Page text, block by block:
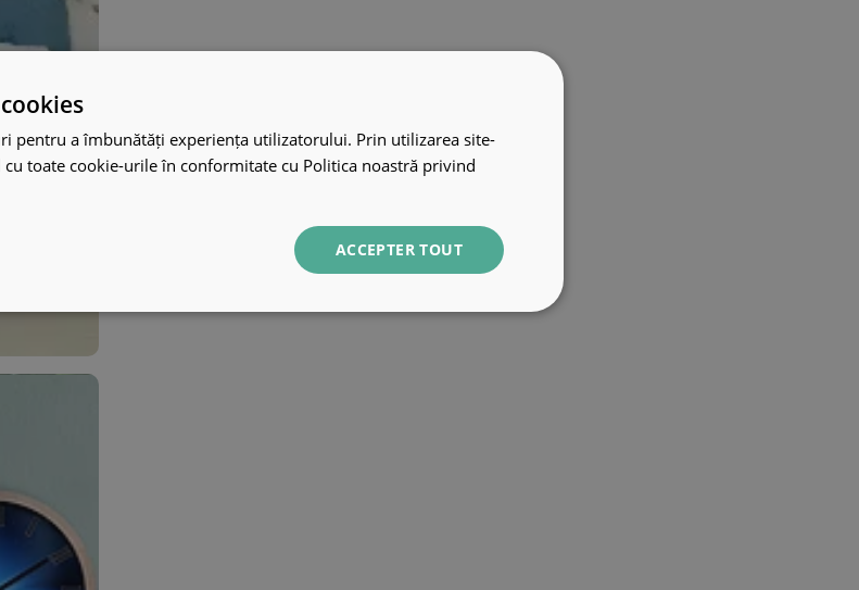
pentru a îmbunătăți experiența utilizatorului. Prin utilizarea site-
toate cookie-urile în conformitate cu Politica noastră privind
ACCEPTER TOUT